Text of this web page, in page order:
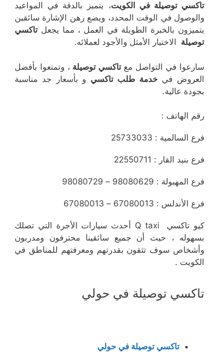
تاكسي توصيلة في الكويت، يتميز بالدقة في المواعيد
والوصول في الوقت المحدد، ويضع رهن الإشارة سائقين
يتميزون بالخبرة الطويلة في العمل ، مما يجعل تاكسي
توصيلة
الاختيار الأمثل والأجود لعملائه.
سارعوا في التواصل معتاكسي توصيلة ، وتمتعوا بأفضل
العروض في خدمة طلب تاكسي و بأسعار جد مناسبة
بجودة عالية.
رقم الهاتف :
فرع السالمية : 25733033
فرع بنيد القار : 22550711
فرع المهبولة : 98080629 – 98080729
فرع الأندلس : 67080013 – 67080013
كيو تاكسي Q taxi أحدث سيارات الأجرة التي تصلك
بسهوله ، حيث أن جميع سائقينا محترفون ومدربون
وأشخاص سوف تثقون بقدرتهم ومعرفتهم للمناطق في
الكويت .
تاكسي توصيلة في حولي
تاكسي توصيلة في حولي